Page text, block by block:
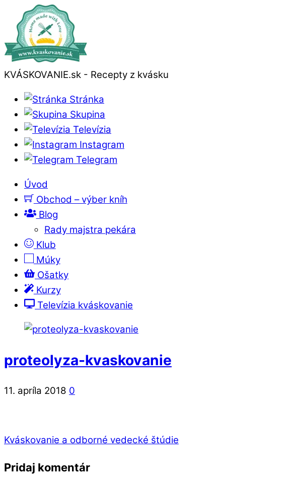
KVÁSKOVANIE.sk - Recepty z kvásku
Stránka
Skupina
Televízia
Instagram
Telegram
Úvod
Obchod – výber kníh
Blog
Rady majstra pekára
Klub
Múky
Ošatky
Kurzy
Televízia kváskovanie
proteolyza-kvaskovanie
11. apríla 2018 0
Kváskovanie a odborné vedecké štúdie
Pridaj komentár